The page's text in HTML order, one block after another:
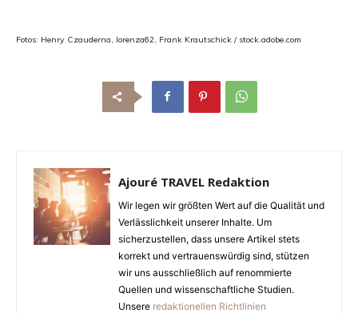
Fotos: Henry Czauderna, lorenza62, Frank Krautschick / stock.adobe.com
Ajouré TRAVEL Redaktion
Wir legen wir größten Wert auf die Qualität und
Verlässlichkeit unserer Inhalte. Um
sicherzustellen, dass unsere Artikel stets
korrekt und vertrauenswürdig sind, stützen
wir uns ausschließlich auf renommierte
Quellen und wissenschaftliche Studien.
Unsere redaktionellen Richtlinien